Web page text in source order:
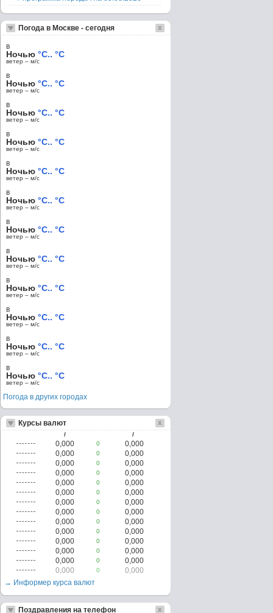
Погода в Москве - сегодня
в
Ночью °C.. °C
ветер – м/c
в
Ночью °C.. °C
ветер – м/c
в
Ночью °C.. °C
ветер – м/c
в
Ночью °C.. °C
ветер – м/c
в
Ночью °C.. °C
ветер – м/c
в
Ночью °C.. °C
ветер – м/c
в
Ночью °C.. °C
ветер – м/c
в
Ночью °C.. °C
ветер – м/c
в
Ночью °C.. °C
ветер – м/c
в
Ночью °C.. °C
ветер – м/c
в
Ночью °C.. °C
ветер – м/c
в
Ночью °C.. °C
ветер – м/c
Погода в других городах
Курсы валют
/ /
0,000 0
0,000
0,000
0
0,000
0,000
0
0,000
0,000
0
0,000
0,000
0
0,000
0,000
0
0,000
0,000
0
0,000
0,000
0
0,000
0,000
0
0,000
0,000
0
0,000
0,000
0
0,000
0,000
0
0,000
0,000
0
0,000
0,000
0
0,000
→ Информер курса валют
Поздравления на телефон